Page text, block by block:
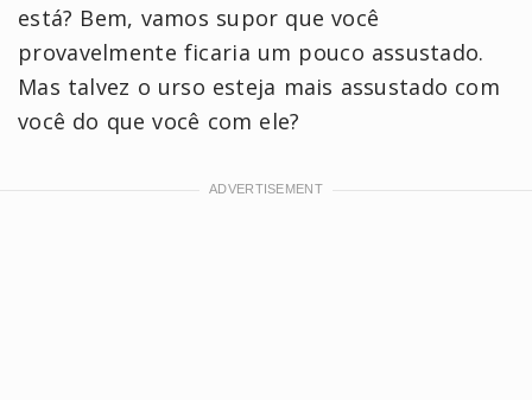
está? Bem, vamos supor que você
provavelmente ficaria um pouco assustado.
Mas talvez o urso esteja mais assustado com
você do que você com ele?